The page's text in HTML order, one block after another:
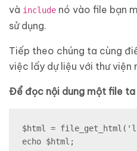
và include nó vào file bạn
sử dụng.
Tiếp theo chúng ta cùng
việc lấy dự liệu với thư viện
Để đọc nội dung một file ta
$html =
echo $html;